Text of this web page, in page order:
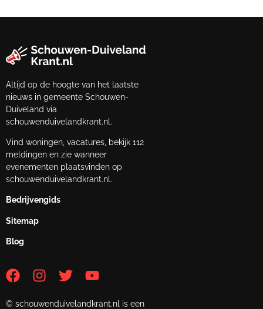
Altijd op de hoogte van het laatste
nieuws in gemeente Schouwen-
Duiveland via
schouwenduivelandkrant.nl.
Vind woningen, vacatures, bekijk 112
meldingen en zie wanneer
evenementen plaatsvinden op
schouwenduivelandkrant.nl.
Bedrijvengids
Sitemap
Blog
© schouwenduivelandkrant.nl is een